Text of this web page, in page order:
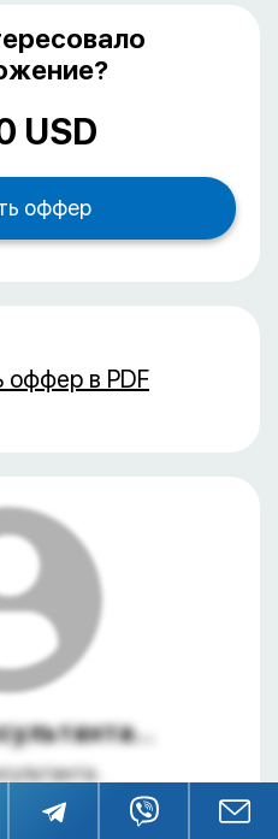
USD
оффер в PDF
234 38 33